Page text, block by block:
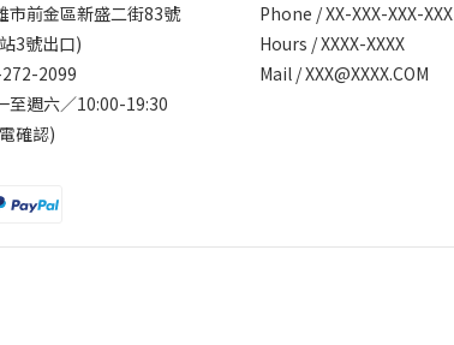
市前金區新盛二街83號
3號出口)
2099
至週六／10:00-19:30
確認)
Phone / XX-XXX-XXX-XXX
Hours / XXXX-XXXX
Mail /XXX@XXXX.COM